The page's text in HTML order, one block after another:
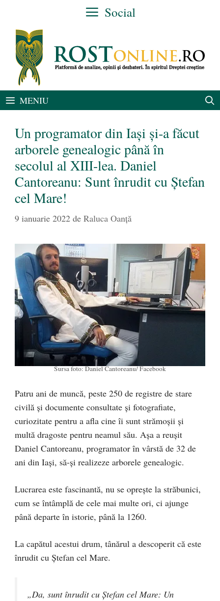
conținut
Social
MENIU
Un programator din Iaşi şi-a făcut
arborele genealogic până în
secolul al XIII-lea. Daniel
Cantoreanu: Sunt înrudit cu Ștefan
cel Mare!
9 ianuarie 2022 de Raluca Oanță
Sursa foto: Daniel Cantoreanu/ Facebook
Patru ani de muncă, peste 250 de registre de stare
civilă și documente consultate și fotografiate,
curiozitate pentru a afla cine îi sunt strămoșii și
multă dragoste pentru neamul său. Așa a reușit
Daniel Cantoreanu, programator în vârstă de 32 de
ani din Iași, să-și realizeze arborele genealogic.
Lucrarea este fascinantă, nu se oprește la străbunici,
cum se întâmplă de cele mai multe ori, ci ajunge
până departe în istorie, până la 1260.
La capătul acestui drum, tânărul a descoperit că este
înrudit cu Ștefan cel Mare.
„Da, sunt înrudit cu Ștefan cel Mare: Un